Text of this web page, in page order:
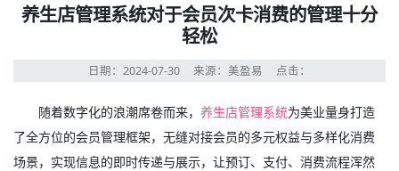
养生店管理系统对于会员次卡消费的管理十分
轻松
日期：2024-07-30 来源：美盈易 点击：
随着数字化的浪潮席卷而来，养生店管理系统为美业量身打造
了全方位的会员管理框架，无缝对接会员的多元权益与多样化消费
场景，实现信息的即时传递与展示，让预订、支付、消费流程浑然